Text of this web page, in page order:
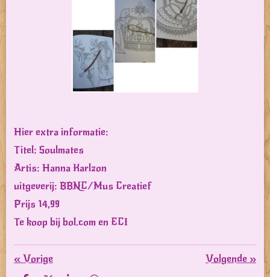
Hier extra informatie:
Titel: Soulmates
Artis: Hanna Karlzon
uitgeverij: BBNC/Mus Creatief
Prijs 14,99
Te koop bij bol.com en ECI
«Vorige Volgende »